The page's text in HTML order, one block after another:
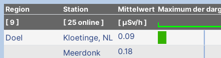
Region Station Mittelwert Maximum der
[ 9 ]
[ 25 online ] [ µSv/h ]
Doel Kloetinge, NL 0.09
Meerdonk
0.18